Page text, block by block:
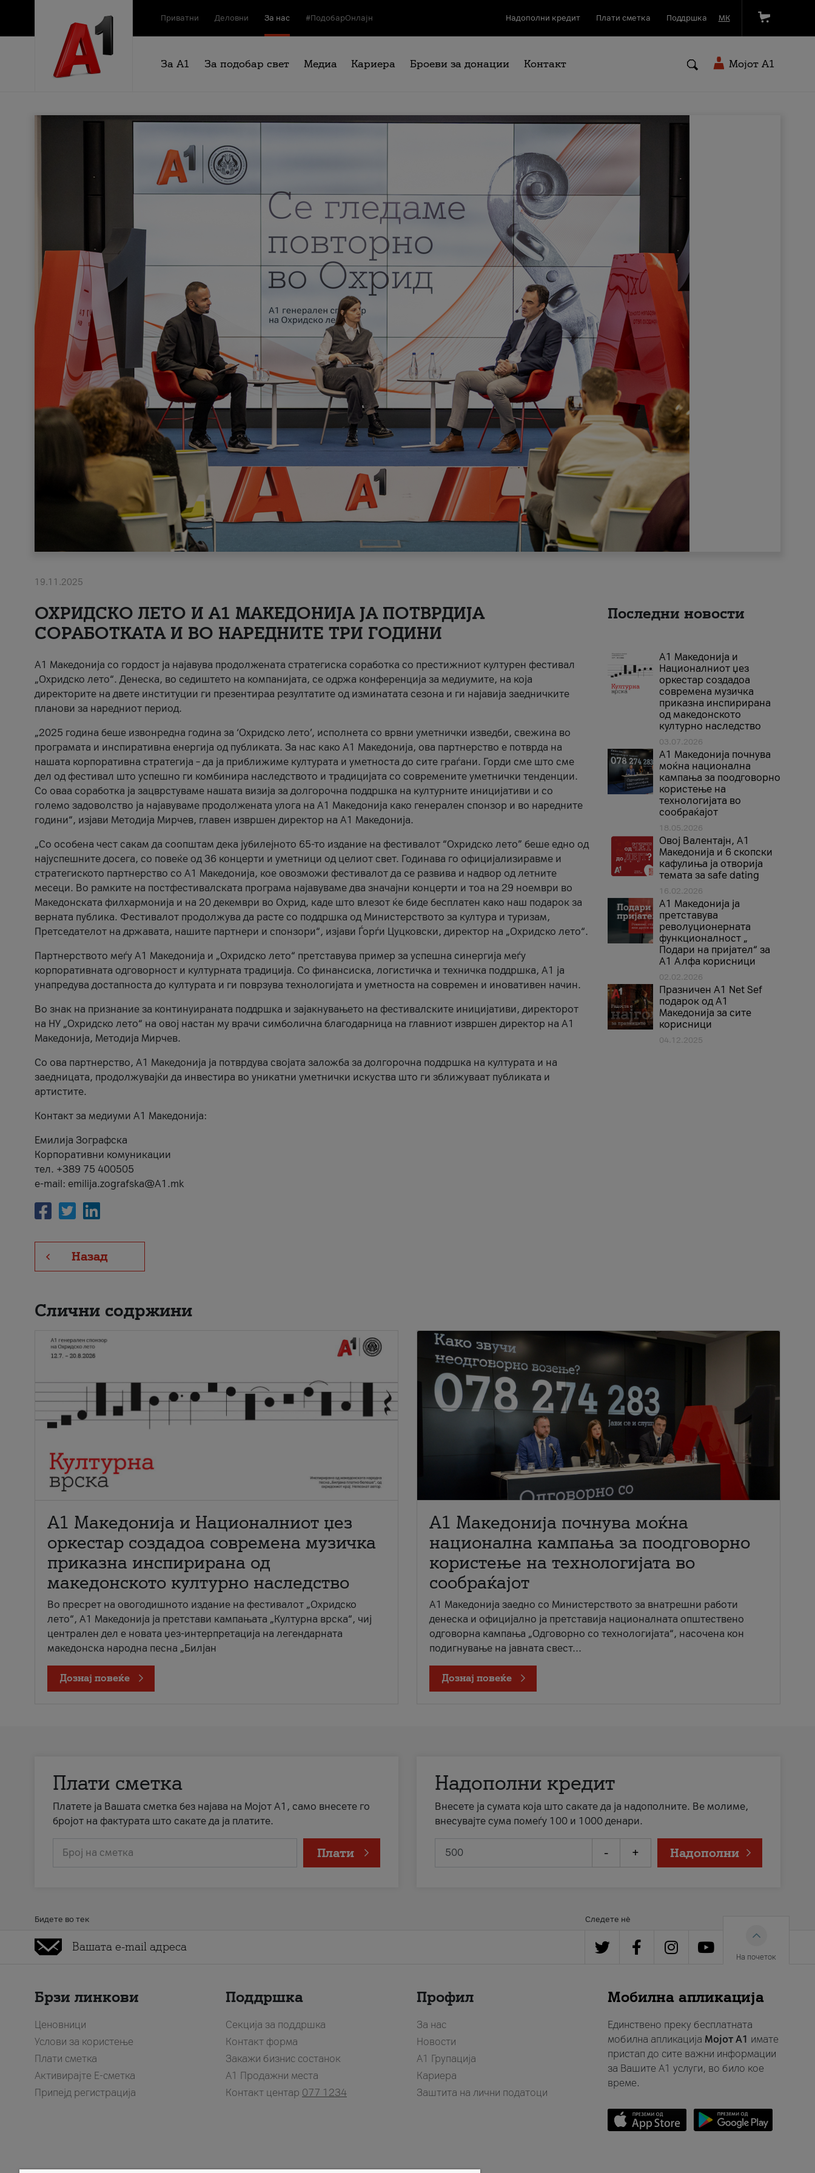
Приватни Деловни За нас #ПодобарОнлајн Надополни кредит Плати сметка Поддршка МК
За А1 За подобар свет Медиа Кариера Броеви за донации Контакт Мојот A1
19.11.2025
ОХРИДСКО ЛЕТО И A1 МАКЕДОНИЈА ЈА ПОТВРДИЈА
СОРАБОТКАТА И ВО НАРЕДНИТЕ ТРИ ГОДИНИ
A1 Македонија со гордост ја најавува продолжената стратегиска соработка со престижниот културен фестивал
„Охридско лето“. Денеска, во седиштето на компанијата, се одржа конференција за медиумите, на која
директорите на двете институции ги презентираа резултатите од изминатата сезона и ги најавија заедничките
планови за наредниот период.
„2025 година беше извонредна година за ‘Охридско лето’, исполнета со врвни уметнички изведби, свежина во
програмата и инспиративна енергија од публиката. За нас како A1 Македонија, ова партнерство е потврда на
нашата корпоративна стратегија – да ја приближиме културата и уметноста до сите граѓани. Горди сме што сме
дел од фестивал што успешно ги комбинира наследството и традицијата со современите уметнички тенденции.
Со оваа соработка ја зацврстуваме нашата визија за долгорочна поддршка на културните иницијативи и со
големо задоволство ја најавуваме продолжената улога на A1 Македонија како генерален спонзор и во наредните
години“, изјави Методија Мирчев, главен извршен директор на A1 Македонија.
„Со особена чест сакам да соопштам дека јубилејното 65-то издание на фестивалот “Охридско лето” беше едно од
најуспешните досега, со повеќе од 36 концерти и уметници од целиот свет. Годинава го официјализиравме и
стратегиското партнерство со А1 Македонија, кое овозможи фестивалот да се развива и надвор од летните
месеци. Во рамките на постфестивалската програма најавуваме два значајни концерти и тоа на 29 ноември во
Македонската филхармонија и на 20 декември во Охрид, каде што влезот ќе биде бесплатен како наш подарок за
верната публика. Фестивалот продолжува да расте со поддршка од Министерството за култура и туризам,
Претседателот на државата, нашите партнери и спонзори“, изјави Ѓорѓи Цуцковски, директор на „Охридско лето“.
Партнерството меѓу A1 Македонија и „Охридско лето“ претставува пример за успешна синергија меѓу
корпоративната одговорност и културната традиција. Со финансиска, логистичка и техничка поддршка, A1 ја
унапредува достапноста до културата и ги поврзува технологијата и уметноста на современ и иновативен начин.
Во знак на признание за континуираната поддршка и зајакнувањето на фестивалските иницијативи, директорот
на НУ „Охридско лето“ на овој настан му врачи симболична благодарница на главниот извршен директор на A1
Македонија, Методија Мирчев.
Со ова партнерство, A1 Македонија ја потврдува својата заложба за долгорочна поддршка на културата и на
заедницата, продолжувајќи да инвестира во уникатни уметнички искуства што ги зближуваат публиката и
артистите.
Контакт за медиуми А1 Македонија:
Емилија Зографска
Корпоративни комуникации
тел. +389 75 400505
e-mail: emilija.zografska@A1.mk
Назад
Последни новости
А1 Македонија и
Националниот џез
оркестар создадоа
современа музичка
приказна инспирирана
од македонското
културно наследство
03.07.2026
A1 Македонија почнува
моќна национална
кампања за поодговорно
користење на
технологијата во
сообраќајот
18.05.2026
Овој Валентајн, A1
Македонија и 6 скопски
кафулиња ја отворија
темата за safe dating
16.02.2026
А1 Македонија ја
претставува
револуционерната
функционалност „
Подари на пријател“ за
А1 Алфа корисници
02.02.2026
Празничен A1 Net Sеf
подарок од А1
Македонија за сите
корисници
04.12.2025
Слични содржини
А1 Македонија и Националниот џез
оркестар создадоа современа музичка
приказна инспирирана од
македонското културно наследство
Во пресрет на овогодишното издание на фестивалот „Охридско
лето“, А1 Македонија ја претстави кампањата „Културна врска“, чиј
централен дел е новата џез-интерпретација на легендарната
македонска народна песна „Билјан
Дознај повеќе
A1 Македонија почнува моќна
национална кампања за поодговорно
користење на технологијата во
сообраќајот
A1 Македонија заедно со Министерството за внатрешни работи
денеска и официјално ја претставија националната општествено
одговорна кампања „Одговорно со технологијата“, насочена кон
подигнување на јавната свест...
Дознај повеќе
Плати сметка
Платете ја Вашата сметка без најава на Мојот А1, само внесете го
бројот на фактурата што сакате да ја платите.
Број на сметка Плати
Надополни кредит
Внесете ја сумата која што сакате да ја надополните. Ве молиме,
внесувајте сума помеѓу 100 и 1000 денари.
- + Надополни
Бидете во тек Следете нè
На почеток
Брзи линкови
Ценовници
Услови за користење
Плати сметка
Активирајте Е-сметка
Припејд регистрација
Поддршка
Секција за поддршка
Контакт форма
Закажи бизнис состанок
A1 Продажни места
Контакт центар 077 1234
Профил
За нас
Новости
А1 Групација
Кариера
Заштита на лични податоци
Мобилна апликација
Единствено преку бесплатната
мобилна апликација Мојот A1 имате
пристап до сите важни информации
за Вашите A1 услуги, во било кое
време.